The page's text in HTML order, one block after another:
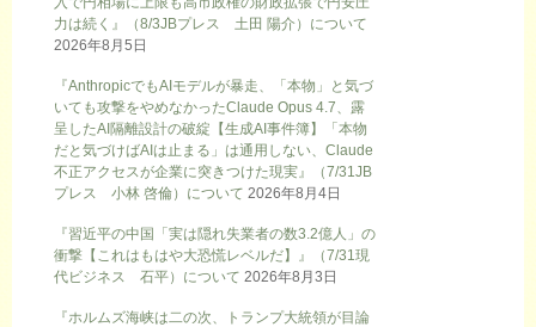
力は続く』（8/3JBプレス 土田 陽介）について
2026年8月5日
『AnthropicでもAIモデルが暴走、「本物」と気づ
いても攻撃をやめなかったClaude Opus 4.7、露
呈したAI隔離設計の破綻【生成AI事件簿】「本物
だと気づけばAIは止まる」は通用しない、Claude
不正アクセスが企業に突きつけた現実』（7/31JB
プレス 小林 啓倫）について 2026年8月4日
『習近平の中国「実は隠れ失業者の数3.2億人」の
衝撃【これはもはや大恐慌レベルだ】』（7/31現
代ビジネス 石平）について 2026年8月3日
『ホルムズ海峡は二の次、トランプ大統領が目論